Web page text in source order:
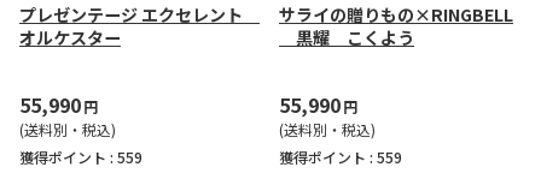
プレゼンテージ エクセレント
オルケスター
55,990円
(送料別・税込)
獲得ポイント : 559
サライの贈りもの×RINGBELL
黒耀 こくよう
55,990円
(送料別・税込)
獲得ポイント : 559